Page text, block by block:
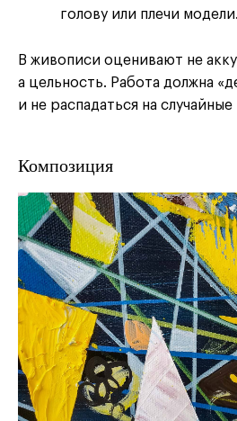
голову или плечи модели.
В живописи оценивают не
а цельность. Работа должна
и не распадаться на случайные
Композиция